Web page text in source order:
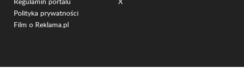
Polityka prywatności
Film o Reklama.pl